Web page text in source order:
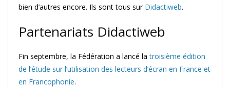
bien d’autres encore. Ils sont tous sur Didactiweb.
Partenariats Didactiweb
Fin septembre, la Fédération a lancé latroisième édition
de l’étude sur l’utilisation des lecteurs d’écran en France et
en Francophonie.